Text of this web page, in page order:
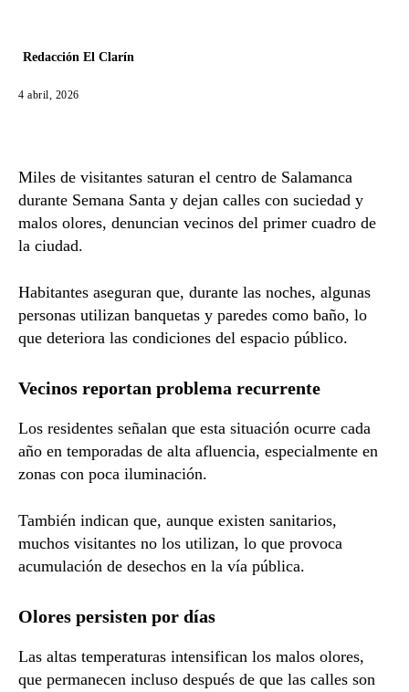
Redacción El Clarín
4 abril, 2026
Miles de visitantes saturan el centro de Salamanca
durante Semana Santa y dejan calles con suciedad y
malos olores, denuncian vecinos del primer cuadro de
la ciudad.
Habitantes aseguran que, durante las noches, algunas
personas utilizan banquetas y paredes como baño, lo
que deteriora las condiciones del espacio público.
Vecinos reportan problema recurrente
Los residentes señalan que esta situación ocurre cada
año en temporadas de alta afluencia, especialmente en
zonas con poca iluminación.
También indican que, aunque existen sanitarios,
muchos visitantes no los utilizan, lo que provoca
acumulación de desechos en la vía pública.
Olores persisten por días
Las altas temperaturas intensifican los malos olores,
que permanecen incluso después de que las calles son